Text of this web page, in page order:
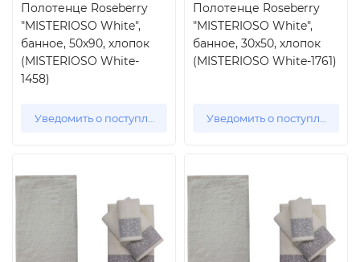
Полотенце Roseberry
"MISTERIOSO White",
банное, 50x90, хлопок
(MISTERIOSO White-
1458)
Уведомить о поступлении
Полотенце Roseberry
"MISTERIOSO White",
банное, 30x50, хлопок
(MISTERIOSO White-1761)
Уведомить о поступлении